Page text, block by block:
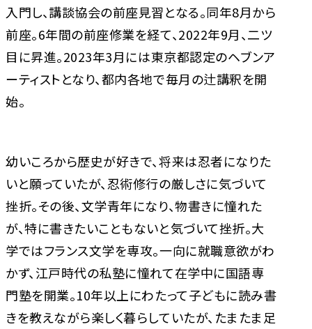
入門し、講談協会の前座見習となる。同年8月から
前座。6年間の前座修業を経て、2022年9月、二ツ
目に昇進。2023年3月には東京都認定のヘブンア
ーティストとなり、都内各地で毎月の辻講釈を開
始。
幼いころから歴史が好きで、将来は忍者になりた
いと願っていたが、忍術修行の厳しさに気づいて
挫折。その後、文学青年になり、物書きに憧れた
が、特に書きたいこともないと気づいて挫折。大
学ではフランス文学を専攻。一向に就職意欲がわ
かず、江戸時代の私塾に憧れて在学中に国語専
門塾を開業。10年以上にわたって子どもに読み書
きを教えながら楽しく暮らしていたが、たまたま足